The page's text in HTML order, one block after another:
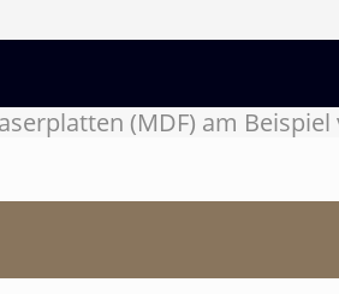
(MDF) am Beispiel